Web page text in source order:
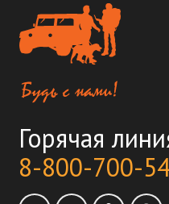
Горячая
8-800-700-